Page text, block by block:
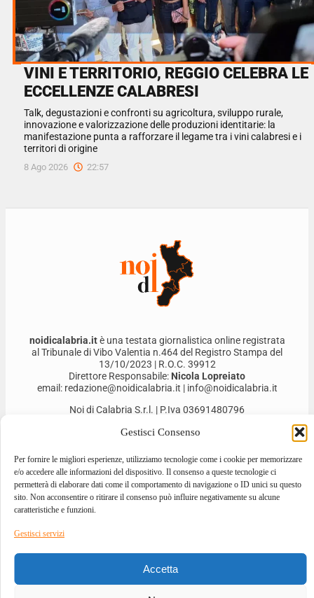
Gestisci Consenso
Per fornire le migliori esperienze, utilizziamo tecnologie come i cookie per memorizzare
e/o accedere alle informazioni del dispositivo. Il consenso a queste tecnologie ci
permetterà di elaborare dati come il comportamento di navigazione o ID unici su questo
sito. Non acconsentire o ritirare il consenso può influire negativamente su alcune
caratteristiche e funzioni.
Gestisci servizi
Accetta
VINI E TERRITORIO, REGGIO CELEBRA LE
ECCELLENZE CALABRESI
Talk, degustazioni e confronti su agricoltura, sviluppo rurale,
innovazione e valorizzazione delle produzioni identitarie: la
manifestazione punta a rafforzare il legame tra i vini calabresi e i
territori di origine
8 Ago 2026 22:57
noidicalabria.itè una testata giornalistica online registrata
al Tribunale di Vibo Valentia n.464 del Registro Stampa del
13/10/2023 | R.O.C. 39912
Direttore Responsabile: Nicola Lopreiato
email: redazione@noidicalabria.it | info@noidicalabria.it
Noi di Calabria S.r.l. | P.Iva 03691480796
2026 © ALL RIGHTS RESERVED